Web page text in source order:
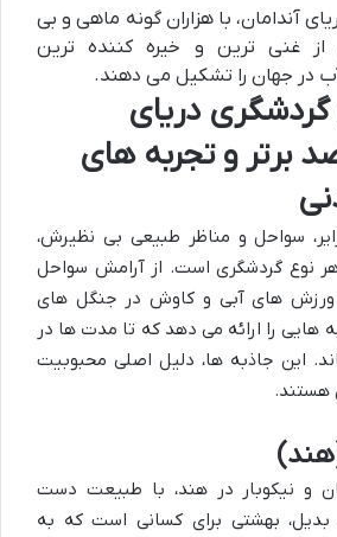
آندامان، با هزاران گونه ماهی و بی
از غنی ترین و خیره کننده ترین
در جهان را تشکیل می دهند.
دریای
برتر و تجربه های
سواحل و مناظر طبیعی بی نظیرش،
نوع گردشگری است. از آرامش سواحل
ورزش های آبی و کاوش در جنگل های
هایی را ارائه می دهد که تا مدت ها در
این جاذبه ها، دلیل اصلی محبوبیت
هستند.
و نیکوبار در هند، با طبیعت دست
بهشتی برای کسانی است که به